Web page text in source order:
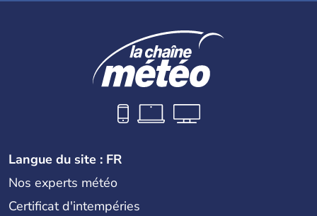
Langue du site : FR
Nos experts météo
Certificat d'intempéries